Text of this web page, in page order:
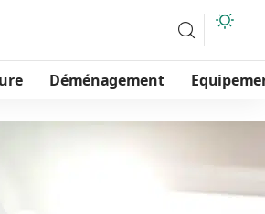
Déménagement